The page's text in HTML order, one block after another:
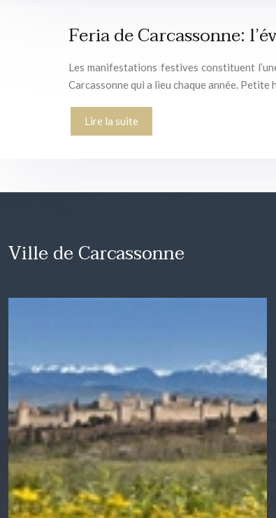
Feria de Carcassonne:
Les manifestations festives constituent
Carcassonne qui a lieu chaque année. Petite
Lire la suite
Ville de Carcassonne